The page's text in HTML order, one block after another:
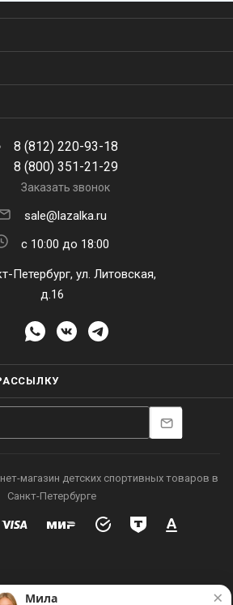
8 (812) 220-93-18
8 (800) 351-21-29
Заказать звонок
sale@lazalka.ru
с 10:00 до 18:00
Петербург, ул. Литовская,
д.16
магазин детских спортивных товаров в
Санкт-Петербурге
×
Мила